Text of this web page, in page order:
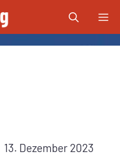
13. Dezember 2023